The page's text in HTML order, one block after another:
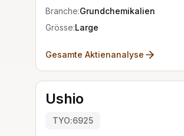
Branche:Grundchemikalien
Grösse:Large
Gesamte Aktienanalyse
Ushio
TYO:6925